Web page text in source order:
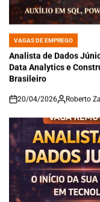
POSTED
IN
VAGAS DE EMPREGO
Analista de Dados
Data Analytics e
Brasileiro
on
20/04/2026 Roberto